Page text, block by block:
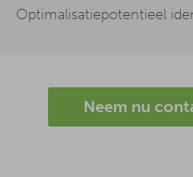
Optimalisatiepotentieel
Neem nu